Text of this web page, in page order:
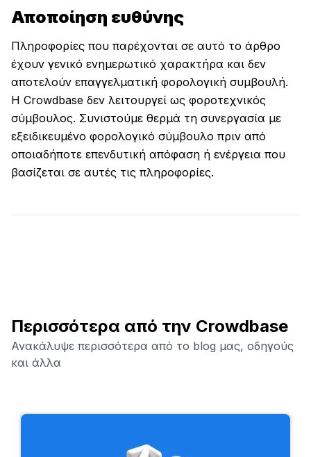
Αποποίηση ευθύνης
Πληροφορίες που παρέχονται σε αυτό το άρθρο
έχουν γενικό ενημερωτικό χαρακτήρα και δεν
αποτελούν επαγγελματική φορολογική συμβουλή.
Η Crowdbase δεν λειτουργεί ως φοροτεχνικός
σύμβουλος. Συνιστούμε θερμά τη συνεργασία με
εξειδικευμένο φορολογικό σύμβουλο πριν από
οποιαδήποτε επενδυτική απόφαση ή ενέργεια που
βασίζεται σε αυτές τις πληροφορίες.
Περισσότερα από την Crowdbase
Ανακάλυψε περισσότερα από το blog μας, οδηγούς
και άλλα